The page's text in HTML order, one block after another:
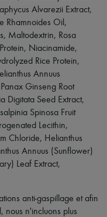
Alvarezii Extract,
Rhamnoides Oil,
Maltodextrin, Rosa
Niacinamide,
Rice Protein,
Annuus
Ginseng Root
Digitata Seed Extract,
Spinosa Fruit
Lecithin,
Chloride, Helianthus
Annuus (Sunflower)
Leaf Extract,
anti-gaspillage et afin
nous n'incluons plus